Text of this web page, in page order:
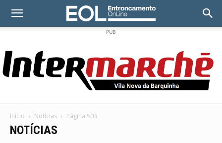
PUB
Início Notícias Página 503
NOTÍCIAS